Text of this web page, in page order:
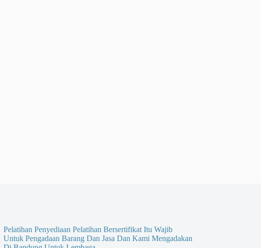
Pelatihan Penyediaan Pelatihan Bersertifikat Itu Wajib
Untuk Pengadaan Barang Dan Jasa Dan Kami Mengadakan